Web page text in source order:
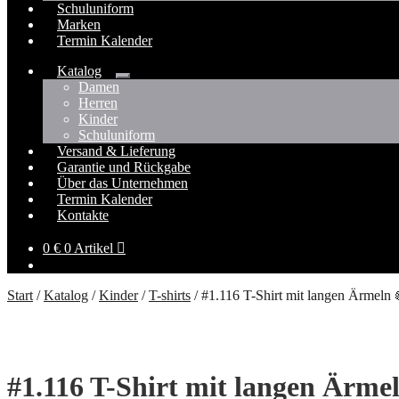
Schuluniform
Marken
Termin Kalender
Katalog
Untermenü
Damen
Herren
Kinder
Schuluniform
Versand & Lieferung
Garantie und Rückgabe
Über das Unternehmen
Termin Kalender
Kontakte
0 € 0 Artikel
Start /Katalog /Kinder/T-shirts /#1.116 T-Shirt mit langen Ärmeln
#1.116 T-Shirt mit langen